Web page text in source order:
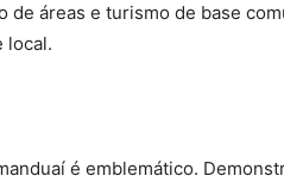
áreas e turismo de base
local.
é emblemático.